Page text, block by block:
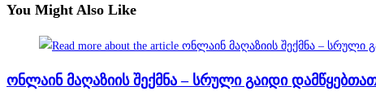
articles
You Might Also Like
ონლაინ მაღაზიის შექმნა – სრული გაიდი